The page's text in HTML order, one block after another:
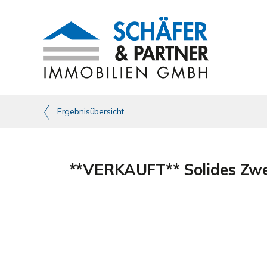
Ergebnisübersicht
**VERKAUFT** Solides